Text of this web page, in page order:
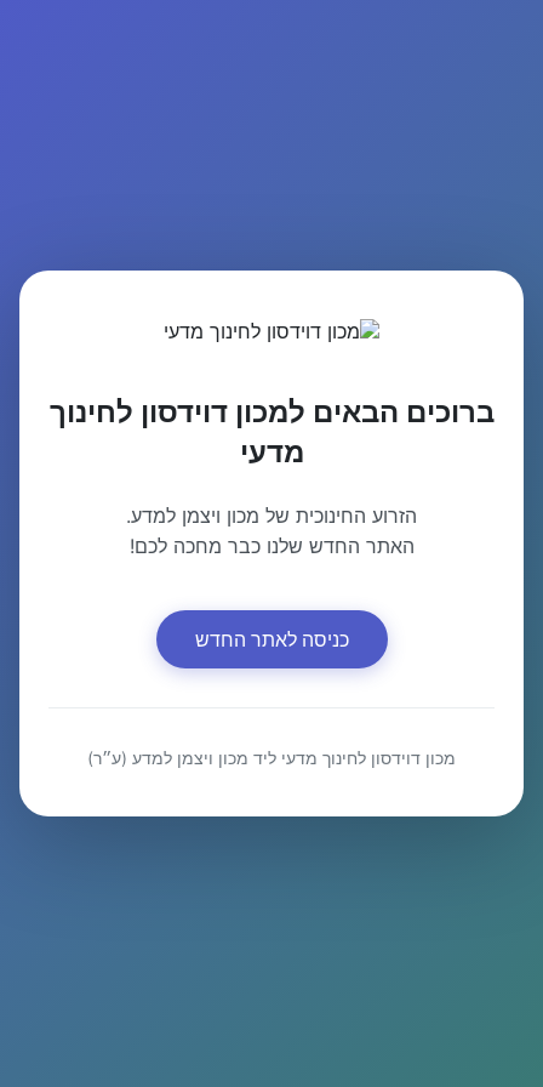
ברוכים הבאים למכון דוידסון לחינוך
מדעי
הזרוע החינוכית של מכון ויצמן למדע.
האתר החדש שלנו כבר מחכה לכם!
כניסה לאתר החדש
מכון דוידסון לחינוך מדעי ליד מכון ויצמן למדע (ע״ר)